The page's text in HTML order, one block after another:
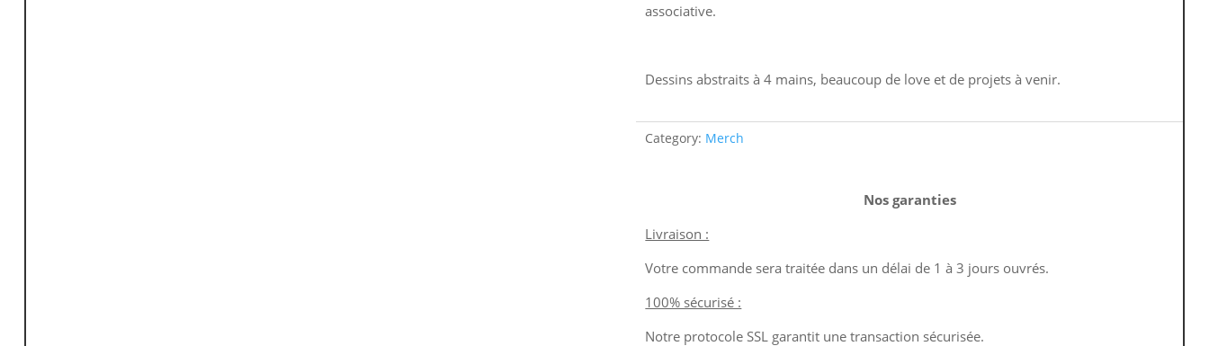
associative.
Dessins abstraits à 4 mains, beaucoup de love et de projets à venir.
Category: Merch
Nos garanties
Livraison :
Votre commande sera traitée dans un délai de 1 à 3 jours ouvrés.
100% sécurisé :
Notre protocole SSL garantit une transaction sécurisée.